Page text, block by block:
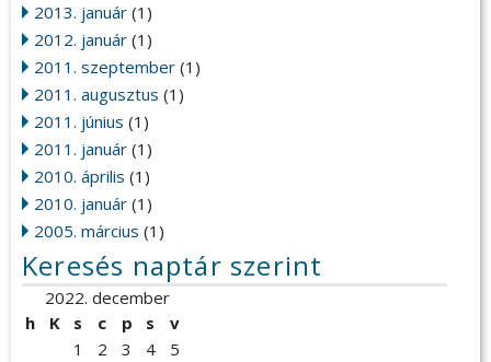
2013. január (1)
2012. január (1)
2011. szeptember (1)
2011. augusztus (1)
2011. június (1)
2011. január (1)
2010. április (1)
2010. január (1)
2005. március (1)
Keresés naptár szerint
2022. december
h
K s c p s
v
1
2 3 4
5